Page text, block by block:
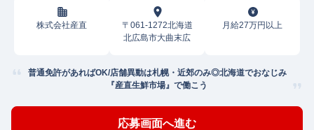
株式会社産直
〒061-1272北海道
北広島市大曲末広
月給27万円以上
普通免許があればOK/店舗異動は札幌・近郊のみ◎北海道でおなじみ
『産直生鮮市場』で働こう
応募画面へ進む